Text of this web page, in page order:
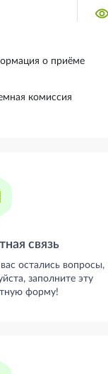
образование
панель
о приёме
комиссия
связь
остались вопросы,
заполните эту
форму!